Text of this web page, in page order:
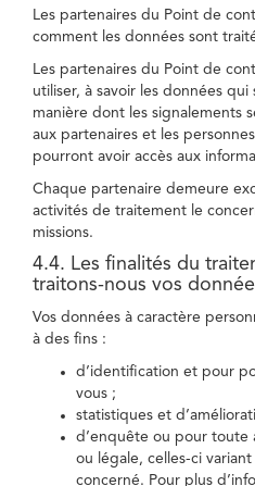
Les partenaires du Point de
comment les données sont
Les partenaires du Point de
utiliser, à savoir les données
manière dont les signalements
aux partenaires et les
pourront avoir accès aux
Chaque partenaire demeure
activités de traitement le
missions.
4.4. Les finalités du
traitons-nous vos
Vos données à caractère
à des fins :
d’identification et pour
vous ;
statistiques et
d’enquête ou pour toute
ou légale, celles-ci
concerné. Pour plus